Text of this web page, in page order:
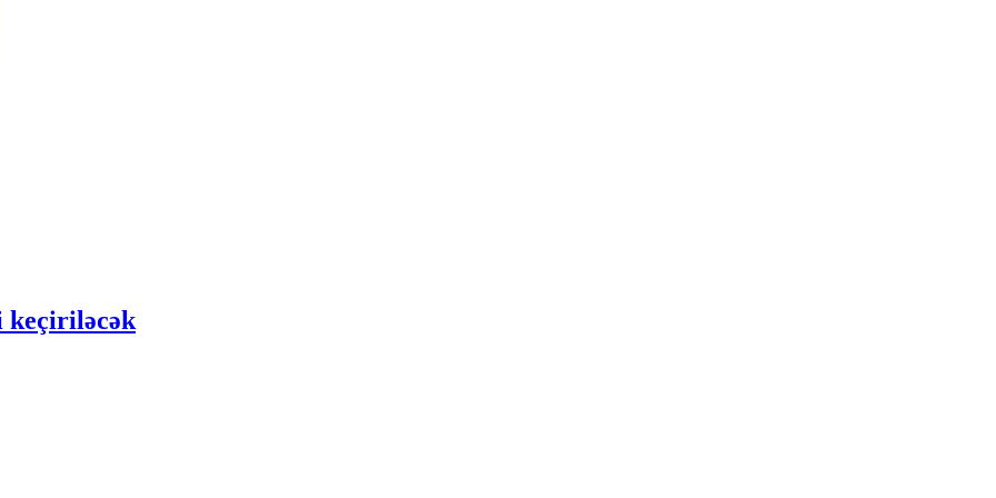
keçiriləcək